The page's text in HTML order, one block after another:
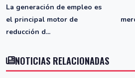
La generación de empleo es
el principal motor de
reducción d...
NOTICIAS RELACIONADAS